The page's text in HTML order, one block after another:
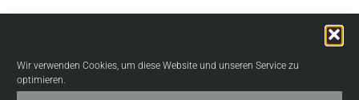
Wir verwenden Cookies, um diese Website und unseren Service zu
optimieren.
nach: